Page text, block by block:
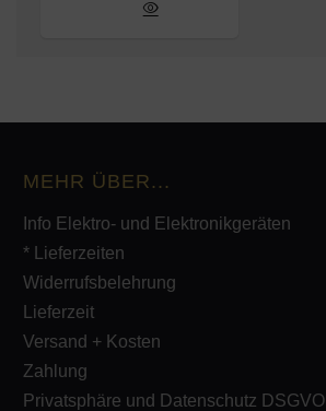
MEHR ÜBER...
Info Elektro- und Elektronikgeräten
* Lieferzeiten
Widerrufsbelehrung
Lieferzeit
Versand + Kosten
Zahlung
Privatsphäre und Datenschutz DSGVO